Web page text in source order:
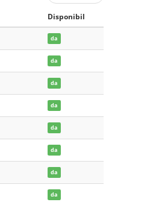
Disponibil
da
da
da
da
da
da
da
da